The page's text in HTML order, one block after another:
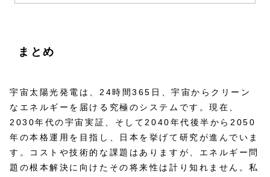
まとめ
宇宙太陽光発電は、24時間365日、宇宙からクリーン
なエネルギーを届ける究極のシステムです。現在、
2030年代の宇宙実証、そして2040年代後半から2050
年の本格運用を目指し、日本を挙げて研究が進んでいま
す。コストや技術的な課題はありますが、エネルギー問
題の根本解決に向けたその将来性は計り知れません。私